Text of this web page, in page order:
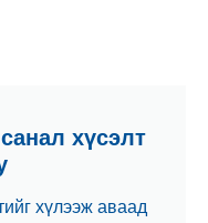
хүсэлт
хүлээж аваад